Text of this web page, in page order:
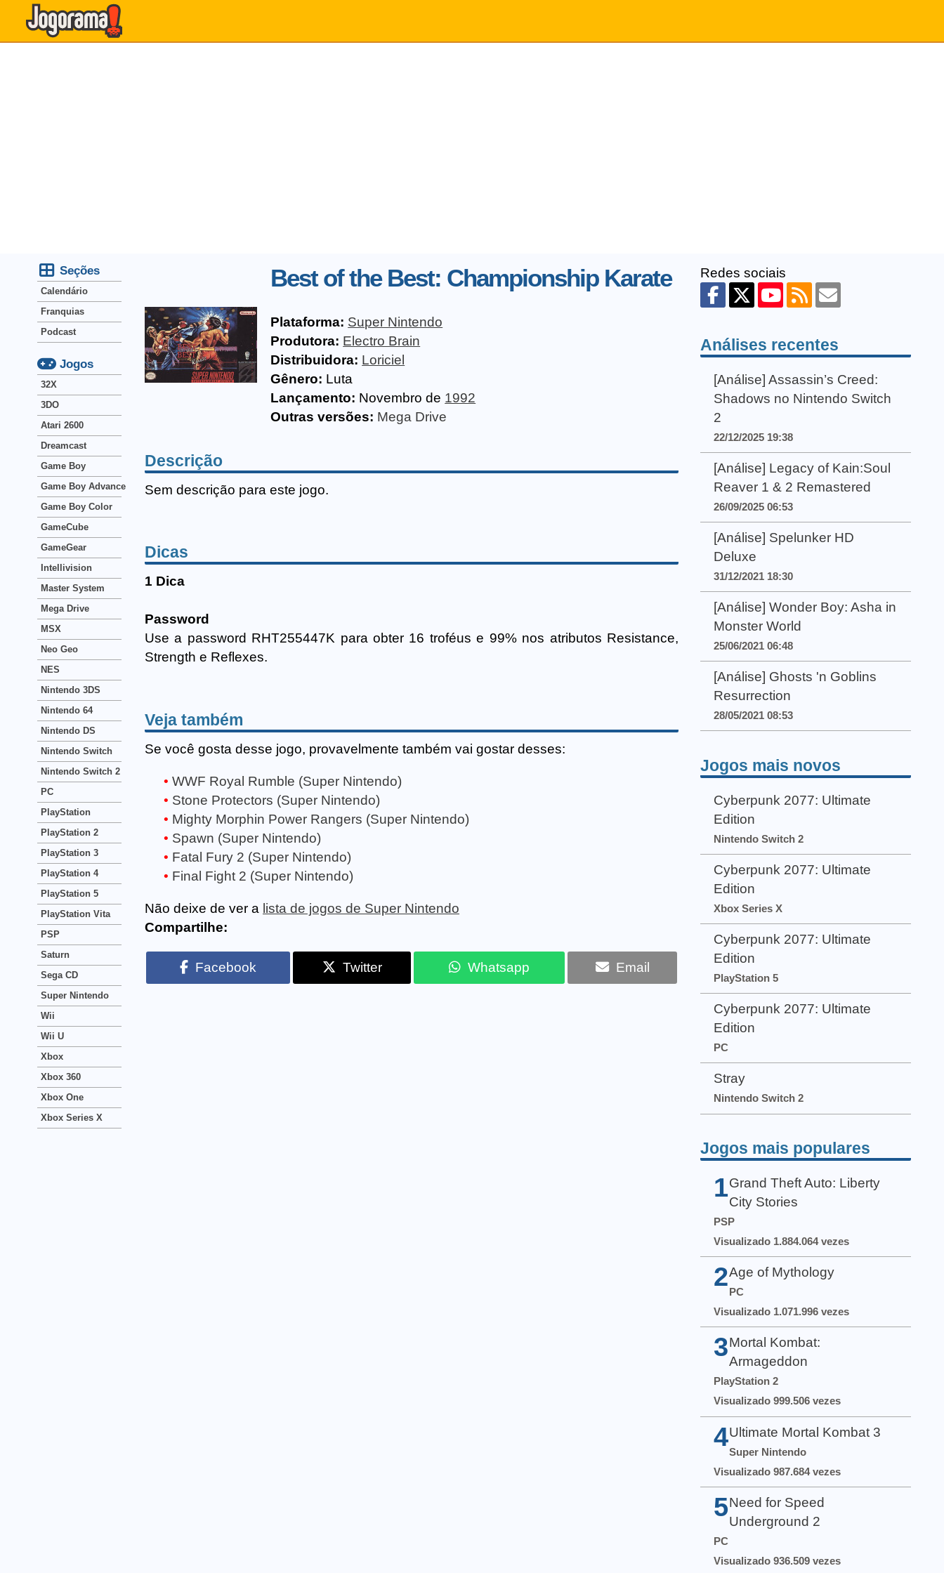
Best of the Best: Championship Karate
Plataforma: Super Nintendo
Produtora: Electro Brain
Distribuidora: Loriciel
Gênero: Luta
Lançamento: Novembro de 1992
Outras versões: Mega Drive
Descrição
Sem descrição para este jogo.
Dicas
1 Dica
Password
Use a password RHT255447K para obter 16 troféus e 99% nos atributos Resistance,
Strength e Reflexes.
Veja também
Se você gosta desse jogo, provavelmente também vai gostar desses:
WWF Royal Rumble (Super Nintendo)
Stone Protectors (Super Nintendo)
Mighty Morphin Power Rangers (Super Nintendo)
Spawn (Super Nintendo)
Fatal Fury 2 (Super Nintendo)
Final Fight 2 (Super Nintendo)
Não deixe de ver a lista de jogos de Super Nintendo
Compartilhe:
Facebook Twitter Whatsapp Email
Seções
Calendário
Franquias
Podcast
Jogos
32X
3DO
Atari 2600
Dreamcast
Game Boy
Game Boy Advance
Game Boy Color
GameCube
GameGear
Intellivision
Master System
Mega Drive
MSX
Neo Geo
NES
Nintendo 3DS
Nintendo 64
Nintendo DS
Nintendo Switch
Nintendo Switch 2
PC
PlayStation
PlayStation 2
PlayStation 3
PlayStation 4
PlayStation 5
PlayStation Vita
PSP
Saturn
Sega CD
Super Nintendo
Wii
Wii U
Xbox
Xbox 360
Xbox One
Xbox Series X
Redes sociais
Análises recentes
[Análise] Assassin’s Creed:
Shadows no Nintendo Switch
2
22/12/2025 19:38
[Análise] Legacy of Kain:Soul
Reaver 1 & 2 Remastered
26/09/2025 06:53
[Análise] Spelunker HD
Deluxe
31/12/2021 18:30
[Análise] Wonder Boy: Asha in
Monster World
25/06/2021 06:48
[Análise] Ghosts 'n Goblins
Resurrection
28/05/2021 08:53
Jogos mais novos
Cyberpunk 2077: Ultimate
Edition
Nintendo Switch 2
Cyberpunk 2077: Ultimate
Edition
Xbox Series X
Cyberpunk 2077: Ultimate
Edition
PlayStation 5
Cyberpunk 2077: Ultimate
Edition
PC
Stray
Nintendo Switch 2
Jogos mais populares
1 Grand Theft Auto: Liberty
City Stories
PSP
Visualizado 1.884.064 vezes
2Age of Mythology
PC
Visualizado 1.071.996 vezes
3 Mortal Kombat:
Armageddon
PlayStation 2
Visualizado 999.506 vezes
4 Ultimate Mortal Kombat 3
Super Nintendo
Visualizado 987.684 vezes
5 Need for Speed
Underground 2
PC
Visualizado 936.509 vezes